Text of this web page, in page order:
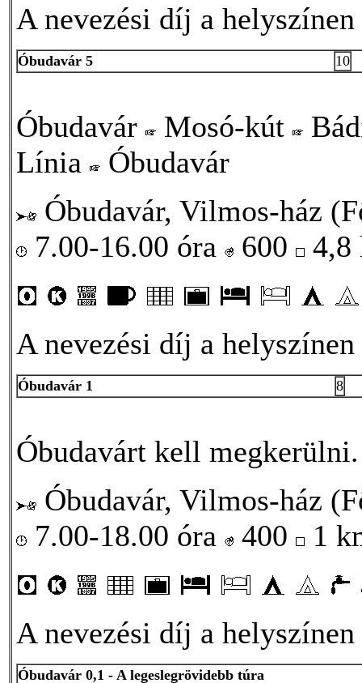
A nevezési díj a
Óbudavár 5 10
Óbudavár Mosó-kút
Línia
Óbudavár
Óbudavár, Vilmos-ház
7.00-16.00 óra
600
A nevezési díj a
Óbudavár 1 8
Óbudavárt kell megkerülni.
Óbudavár, Vilmos-ház
7.00-18.00 óra
400 1
A nevezési díj a
Óbudavár 0,1 - A legeslegrövidebb túra